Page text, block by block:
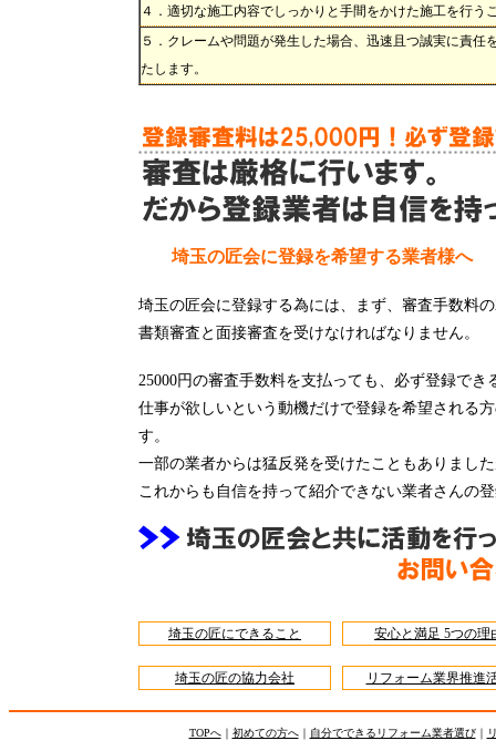
４．適切な施工内容でしっかりと手間をかけた施工を行う
５．クレームや問題が発生した場合、迅速且つ誠実に責任
たします。
埼玉の匠会に登録を希望する業者様へ
埼玉の匠会に登録する為には、まず、審査手数料
書類審査と面接審査を受けなければなりません。
25000円の審査手数料を支払っても、必ず登録でき
仕事が欲しいという動機だけで登録を希望される
す。
一部の業者からは猛反発を受けたこともありまし
これからも自信を持って紹介できない業者さんの
埼玉の匠にできること 安心と満足 5つの理
埼玉の匠の協力会社 リフォーム業界推進
TOPへ｜ 初めての方へ｜ 自分でできるリフォーム業者選び｜